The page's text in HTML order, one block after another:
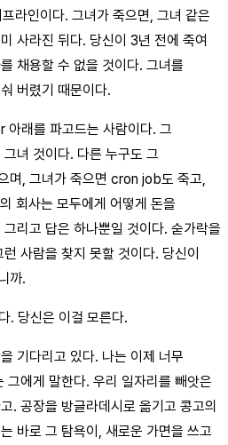
라인이다. 그녀가 죽으면, 그녀 같은
사라진 뒤다. 당신이 3년 전에 죽여
채용할 수 없을 것이다. 그녀를
버렸기 때문이다.
래를 파고드는 사람이다. 그
녀 것이다. 다른 누구도 그
며, 그녀가 죽으면 cron job도 죽고,
회사는 모두에게 어떻게 돈을
리고 답은 하나뿐일 것이다. 숟가락을
사람을 찾지 못할 것이다. 당신이
까.
. 당신은 이걸 모른다.
기다리고 있다. 나는 이제 너무
그에게 말한다. 우리 일자리를 빼앗은
. 공장을 방글라데시로 옮기고 콩고의
바로 그 탐욕이, 새로운 가면을 쓰고